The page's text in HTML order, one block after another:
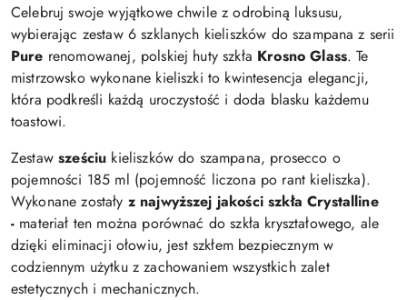
Celebruj swoje wyjątkowe chwile z odrobiną luksusu,
wybierając zestaw 6 szklanych kieliszków do szampana z serii
Pure renomowanej, polskiej huty szkła Krosno Glass. Te
mistrzowsko wykonane kieliszki to kwintesencja elegancji,
która podkreśli każdą uroczystość i doda blasku każdemu
toastowi.
Zestawsześciu kieliszków do szampana, prosecco o
pojemności 185 ml (pojemność liczona po rant kieliszka).
Wykonane zostały z najwyższej jakości szkła Crystalline
- materiał ten można porównać do szkła kryształowego, ale
dzięki eliminacji ołowiu, jest szkłem bezpiecznym w
codziennym użytku z zachowaniem wszystkich zalet
estetycznych i mechanicznych.